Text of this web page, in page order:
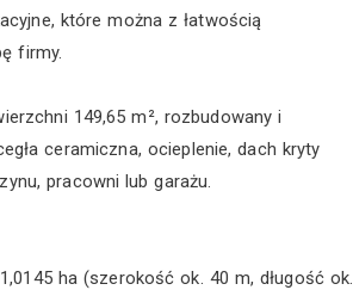
które można z łatwością
firmy.
149,65 m², rozbudowany i
ceramiczna, ocieplenie, dach kryty
pracowni lub garażu.
ha (szerokość ok. 40 m, długość ok.